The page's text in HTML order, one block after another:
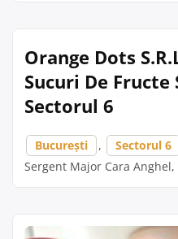
Orange Dots
Sucuri De Fructe
Sectorul 6
București , Sectorul 6
Sergent Major Cara Anghel,